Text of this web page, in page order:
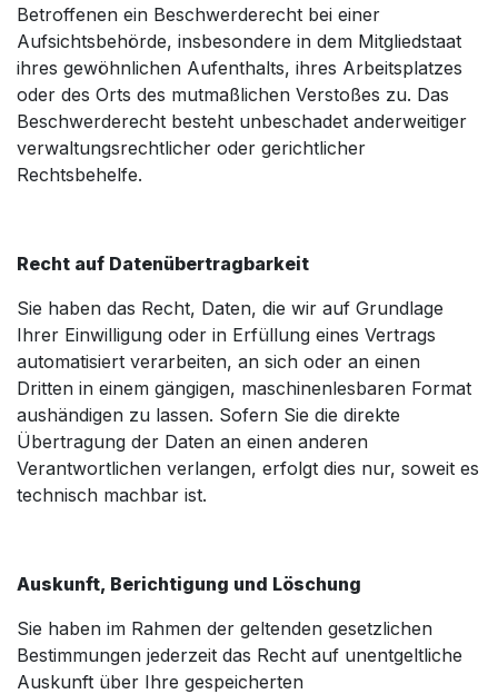
Betroffenen ein Beschwerderecht bei einer
Aufsichtsbehörde, insbesondere in dem Mitgliedstaat
ihres gewöhnlichen Aufenthalts, ihres Arbeitsplatzes
oder des Orts des mutmaßlichen Verstoßes zu. Das
Beschwerderecht besteht unbeschadet anderweitiger
verwaltungsrechtlicher oder gerichtlicher
Rechtsbehelfe.
Recht auf Datenübertragbarkeit
Sie haben das Recht, Daten, die wir auf Grundlage
Ihrer Einwilligung oder in Erfüllung eines Vertrags
automatisiert verarbeiten, an sich oder an einen
Dritten in einem gängigen, maschinenlesbaren Format
aushändigen zu lassen. Sofern Sie die direkte
Übertragung der Daten an einen anderen
Verantwortlichen verlangen, erfolgt dies nur, soweit es
technisch machbar ist.
Auskunft, Berichtigung und Löschung
Sie haben im Rahmen der geltenden gesetzlichen
Bestimmungen jederzeit das Recht auf unentgeltliche
Auskunft über Ihre gespeicherten